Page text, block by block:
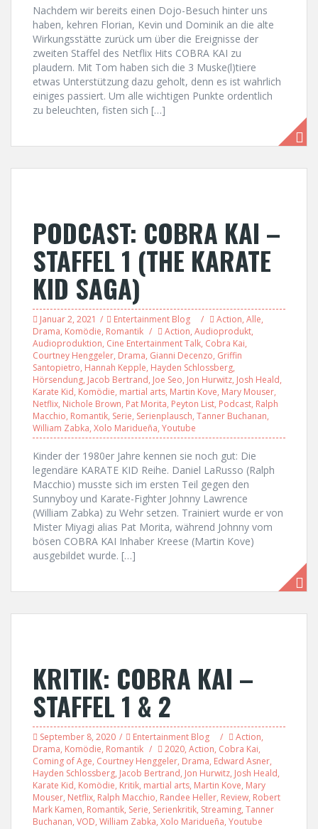
Nachdem wir bereits einen Dojo-Besuch hinter uns
haben, kehren Florian, Kevin und Dominik an die alte
Wirkungsstätte zurück um über die Ereignisse der
zweiten Staffel des Netflix Hits COBRA KAI zu
plaudern. Mit Tom haben sich die 3 Muske(l)tiere
etwas Unterstützung dazu geholt, denn es ist wahrlich
einiges passiert. Um alle wichtigen Punkte ordentlich
zu beleuchten, fisten sich […]
PODCAST: COBRA KAI –
STAFFEL 1 (THE KARATE
KID SAGA)
Januar 2, 2021 Entertainment Blog Action, Alle,
Drama, Komödie, Romantik Action, Audioprodukt,
Audioproduktion, Cine Entertainment Talk, Cobra Kai,
Courtney Henggeler, Drama, Gianni Decenzo, Griffin
Santopietro, Hannah Kepple, Hayden Schlossberg,
Hörsendung, Jacob Bertrand, Joe Seo, Jon Hurwitz, Josh Heald,
Karate Kid, Komödie, martial arts, Martin Kove, Mary Mouser,
Netflix, Nichole Brown, Pat Morita, Peyton List, Podcast, Ralph
Macchio, Romantik, Serie, Serienplausch, Tanner Buchanan,
William Zabka, Xolo Maridueña, Youtube
Kinder der 1980er Jahre kennen sie noch gut: Die
legendäre KARATE KID Reihe. Daniel LaRusso (Ralph
Macchio) musste sich im ersten Teil gegen den
Sunnyboy und Karate-Fighter Johnny Lawrence
(William Zabka) zu Wehr setzen. Trainiert wurde er von
Mister Miyagi alias Pat Morita, während Johnny vom
bösen COBRA KAI Inhaber Kreese (Martin Kove)
ausgebildet wurde. […]
KRITIK: COBRA KAI –
STAFFEL 1 & 2
September 8, 2020 Entertainment Blog Action,
Drama, Komödie, Romantik 2020, Action, Cobra Kai,
Coming of Age, Courtney Henggeler, Drama, Edward Asner,
Hayden Schlossberg, Jacob Bertrand, Jon Hurwitz, Josh Heald,
Karate Kid, Komödie, Kritik, martial arts, Martin Kove, Mary
Mouser, Netflix, Ralph Macchio, Randee Heller, Review, Robert
Mark Kamen, Romantik, Serie, Serienkritik, Streaming, Tanner
Buchanan, VOD, William Zabka, Xolo Maridueña, Youtube